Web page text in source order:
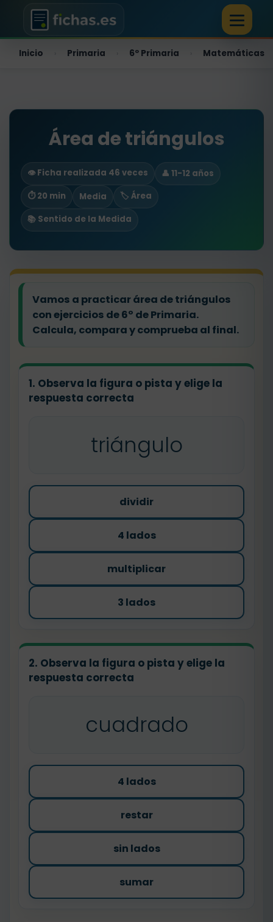
Inicio Primaria 6º Primaria Matemáticas
Área de triángulos
👁️ Ficha realizada 46 veces
👤 11-12 años
⏱ 20 min
Media
🏷️ Área
📚 Sentido de la Medida
Vamos a practicar área de triángulos
con ejercicios de 6º de Primaria.
Calcula, compara y comprueba al final.
1. Observa la figura o pista y elige la
respuesta correcta
triángulo
dividir
4 lados
multiplicar
3 lados
2. Observa la figura o pista y elige la
respuesta correcta
cuadrado
4 lados
restar
sin lados
sumar